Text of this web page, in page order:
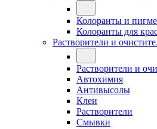
Колоранты и
Колоранты для
Растворители и
Растворители и
Автохимия
Антивысолы
Клеи
Растворители
Смывки